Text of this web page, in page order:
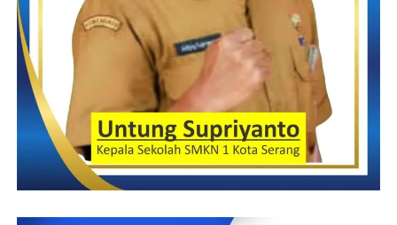
Mukti Cup III tahun 2024 dapat mendukung tercapainya akan
muncul pesepakbola masa depan yang mampu membawa harum
daerah, khususnya di kancah nasional atau bahkan
internasional,” tandasnya.